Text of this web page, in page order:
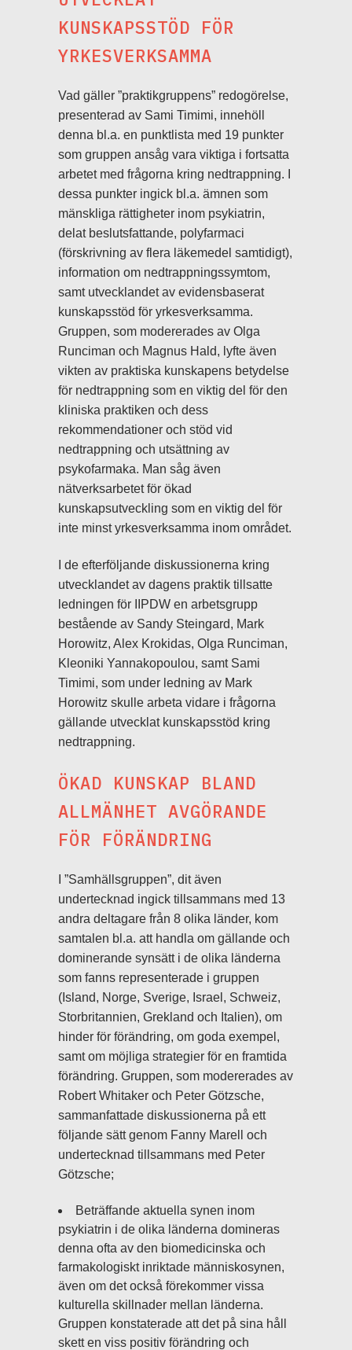
KUNSKAPSSTÖD FÖR
YRKESVERKSAMMA
Vad gäller ”praktikgruppens” redogörelse,
presenterad av Sami Timimi, innehöll
denna bl.a. en punktlista med 19 punkter
som gruppen ansåg vara viktiga i fortsatta
arbetet med frågorna kring nedtrappning. I
dessa punkter ingick bl.a. ämnen som
mänskliga rättigheter inom psykiatrin,
delat beslutsfattande, polyfarmaci
(förskrivning av flera läkemedel samtidigt),
information om nedtrappningssymtom,
samt utvecklandet av evidensbaserat
kunskapsstöd för yrkesverksamma.
Gruppen, som modererades av Olga
Runciman och Magnus Hald, lyfte även
vikten av praktiska kunskapens betydelse
för nedtrappning som en viktig del för den
kliniska praktiken och dess
rekommendationer och stöd vid
nedtrappning och utsättning av
psykofarmaka. Man såg även
nätverksarbetet för ökad
kunskapsutveckling som en viktig del för
inte minst yrkesverksamma inom området.
I de efterföljande diskussionerna kring
utvecklandet av dagens praktik tillsatte
ledningen för IIPDW en arbetsgrupp
bestående av Sandy Steingard, Mark
Horowitz, Alex Krokidas, Olga Runciman,
Kleoniki Yannakopoulou, samt Sami
Timimi, som under ledning av Mark
Horowitz skulle arbeta vidare i frågorna
gällande utvecklat kunskapsstöd kring
nedtrappning.
ÖKAD KUNSKAP BLAND
ALLMÄNHET AVGÖRANDE
FÖR FÖRÄNDRING
I ”Samhällsgruppen”, dit även
undertecknad ingick tillsammans med 13
andra deltagare från 8 olika länder, kom
samtalen bl.a. att handla om gällande och
dominerande synsätt i de olika länderna
som fanns representerade i gruppen
(Island, Norge, Sverige, Israel, Schweiz,
Storbritannien, Grekland och Italien), om
hinder för förändring, om goda exempel,
samt om möjliga strategier för en framtida
förändring. Gruppen, som modererades av
Robert Whitaker och Peter Götzsche,
sammanfattade diskussionerna på ett
följande sätt genom Fanny Marell och
undertecknad tillsammans med Peter
Götzsche;
Beträffande aktuella synen inom
psykiatrin i de olika länderna domineras
denna ofta av den biomedicinska och
farmakologiskt inriktade människosynen,
även om det också förekommer vissa
kulturella skillnader mellan länderna.
Gruppen konstaterade att det på sina håll
skett en viss positiv förändring och